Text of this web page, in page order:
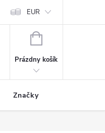
Reklamačný formulár
EUR
NÁKUPNÝ
Prázdny košík
Značky